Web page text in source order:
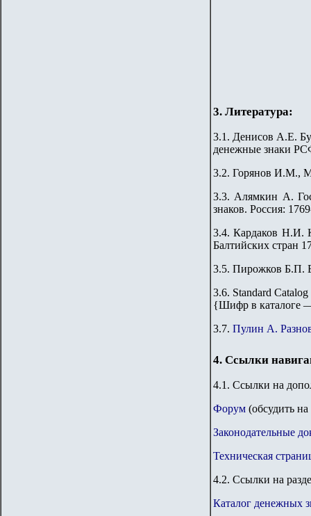
3. Литература:
3.1. Денисов А.Е.
денежные знаки
3.2. Горянов И.М.,
3.3. Алямкин А.
знаков. Россия:
3.4. Кардаков Н.И.
Балтийских стран
3.5. Пирожков Б.П.
3.6. Standard
{Шифр в каталоге
3.7. Пулин А.
4. Ссылки
4.1. Ссылки на
Форум (обсудить
Законодательные
Техническая
4.2. Ссылки на
Каталог денежных